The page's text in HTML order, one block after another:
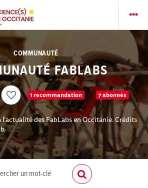
COMMUNAUTÉ
FABLABS
1 recommandation 7 abonnés
des FabLabs en Occitanie. Crédits